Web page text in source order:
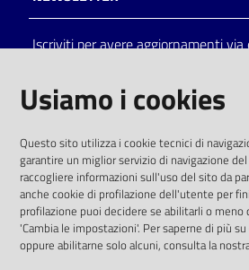
Catalogo
Eventi
Chiedi al
bibliotecario
Avvisi
Iscriviti per avere aggiornamenti via
solo alle condizioni previste dalla
comunitaria 2003/98/CE e dal
SOCIAL
Instagram
Usiamo i cookies
Questo sito utilizza i cookie tecnici di
garantire un miglior servizio di navigazione
raccogliere informazioni sull'uso del sito da
anche cookie di profilazione dell'utente per
profilazione puoi decidere se abilitarli o meno
'Cambia le impostazioni'. Per saperne di più
oppure abilitarne solo alcuni, consulta la